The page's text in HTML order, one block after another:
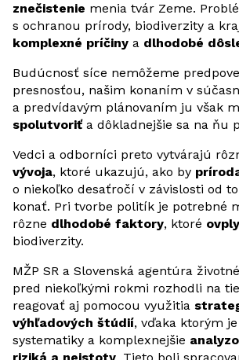
znečistenie menia tvár Zeme.
s ochranou prírody, biodiverzity a
komplexné príčiny a dlhodobé
Budúcnosť síce nemôžeme
presnosťou, našim konaním v
a predvídavým plánovaním ju však
spolutvoriť a dôkladnejšie sa na ňu
Vedci a odborníci preto vytvárajú
vývoja, ktoré ukazujú, ako by
o niekoľko desaťročí v závislosti od
konať. Pri tvorbe politík je potrebné
rôzne dlhodobé faktory, ktoré
biodiverzity.
MŽP SR a Slovenská agentúra
pred niekoľkými rokmi rozhodli na
reagovať aj pomocou využitia
výhľadových štúdií, vďaka ktorým
systematiky a komplexnejšie